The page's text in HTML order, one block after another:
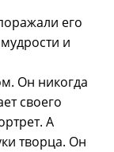
его
и
Он никогда
своего
А
творца. Он